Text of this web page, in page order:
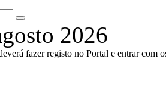
2026
fazer registo no Portal e entrar com